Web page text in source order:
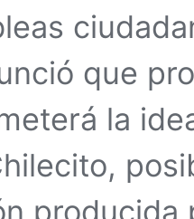
que
la
producida